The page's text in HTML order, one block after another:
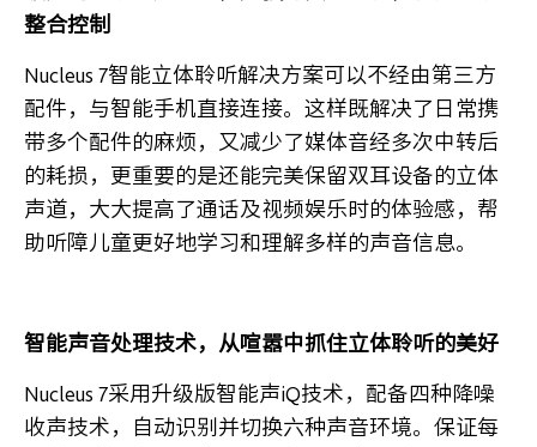
整合控制
Nucleus 7智能立体聆听解决方案可以不经由第三方
配件，与智能手机直接连接。这样既解决了日常携
带多个配件的麻烦，又减少了媒体音经多次中转后
的耗损，更重要的是还能完美保留双耳设备的立体
声道，大大提高了通话及视频娱乐时的体验感，帮
助听障儿童更好地学习和理解多样的声音信息。
智能声音处理技术，从喧嚣中抓住立体聆听的美好
Nucleus 7采用升级版智能声iQ技术，配备四种降噪
收声技术，自动识别并切换六种声音环境。保证每